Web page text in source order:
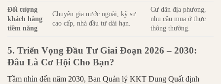
Đối tượng
khách hàng
tiềm năng
Chuyên gia nước ngoài, kỹ sư
cao cấp, nhà đầu tư dài hạn.
Cư dân địa phương,
nhu cầu mua ở thực
thông thường.
5. Triển Vọng Đầu Tư Giai Đoạn 2026 – 2030:
Đâu Là Cơ Hội Cho Bạn?
Tầm nhìn đến năm 2030, Ban Quản lý KKT Dung Quất định